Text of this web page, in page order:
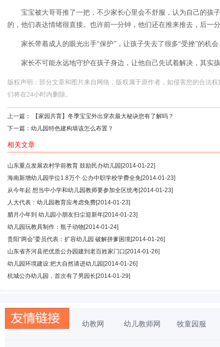
宝宝被大哥哥推了一把，不少家长心里会不舒服，认为自己的孩
的，他们表达情绪很直接。也许前一分钟，他们还在推来推去，后一
家长带着成人的眼光出手“保护”，让孩子失去了很多“受挫”的机会
家长不可能永远地守护在孩子身边，让他自己先试着解决，其实
版权声明：部分文章和图片来自网络，版权属于原作者，如侵害您的合法
们将在24小时内删除。
上一篇：
【家园共育】冬季宝宝外出穿衣最大秘诀您有了解吗？
下一篇： 幼儿园特色建构墙该怎么布置？
相关文章
山东重点发展农村学前教育 鼓励民办幼儿园 [2014-01-22]
海南新增幼儿园学位1.8万个 公办中职学校学费全免[2014-01-23]
从今年起 想当中小学和幼儿园教师要参加全区统考[2014-01-23]
人大代表：幼儿园教育应考虑免费[2014-01-23]
腊月小年到 幼儿园小朋友扫尘迎新年[2014-01-23]
幼儿园玩教具制作：瓶子动物 [2014-01-24]
贵阳“两会”委员代表：扩容幼儿园 破解拼爹困境[2014-01-26]
山东省齐河县把优质公办园建到老百姓家门口 [2014-01-26]
幼儿园环境建设:把大自然请进幼儿园 [2014-01-26]
杭城公办幼儿园，首次有了男园长 [2014-01-29]
幼教网 幼儿教师网 牧童园服